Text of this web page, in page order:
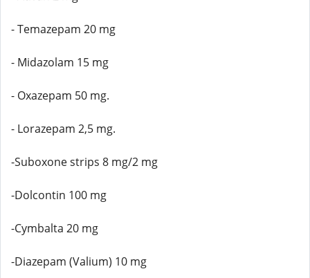
- Temazepam 20 mg
- Midazolam 15 mg
- Oxazepam 50 mg.
- Lorazepam 2,5 mg.
-Suboxone strips 8 mg/2 mg
-Dolcontin 100 mg
-Cymbalta 20 mg
-Diazepam (Valium) 10 mg